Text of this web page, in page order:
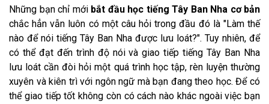
Những bạn chỉ mới bắt đầu học tiếng Tây Ban Nha cơ bản
chắc hẳn vẫn luôn có một câu hỏi trong đầu đó là "Làm thế
nào để nói tiếng Tây Ban Nha được lưu loát?". Tuy nhiên, để
có thể đạt đến trình độ nói và giao tiếp tiếng Tây Ban Nha
lưu loát cần đòi hỏi một quá trình học tập, rèn luyện thường
xuyên và kiên trì với ngôn ngữ mà bạn đang theo học. Để có
thể giao tiếp tốt không còn có cách nào khác ngoài việc bạn